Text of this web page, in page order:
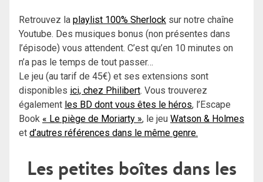
Retrouvez la playlist 100% Sherlock sur notre chaîne
Youtube. Des musiques bonus (non présentes dans
l’épisode) vous attendent. C’est qu’en 10 minutes on
n’a pas le temps de tout passer…
Le jeu (au tarif de 45€) et ses extensions sont
disponibles ici, chez Philibert. Vous trouverez
également les BD dont vous êtes le héros, l’Escape
Book « Le piège de Moriarty », le jeu Watson & Holmes
et d’autres références dans le même genre.
Les petites boîtes dans les